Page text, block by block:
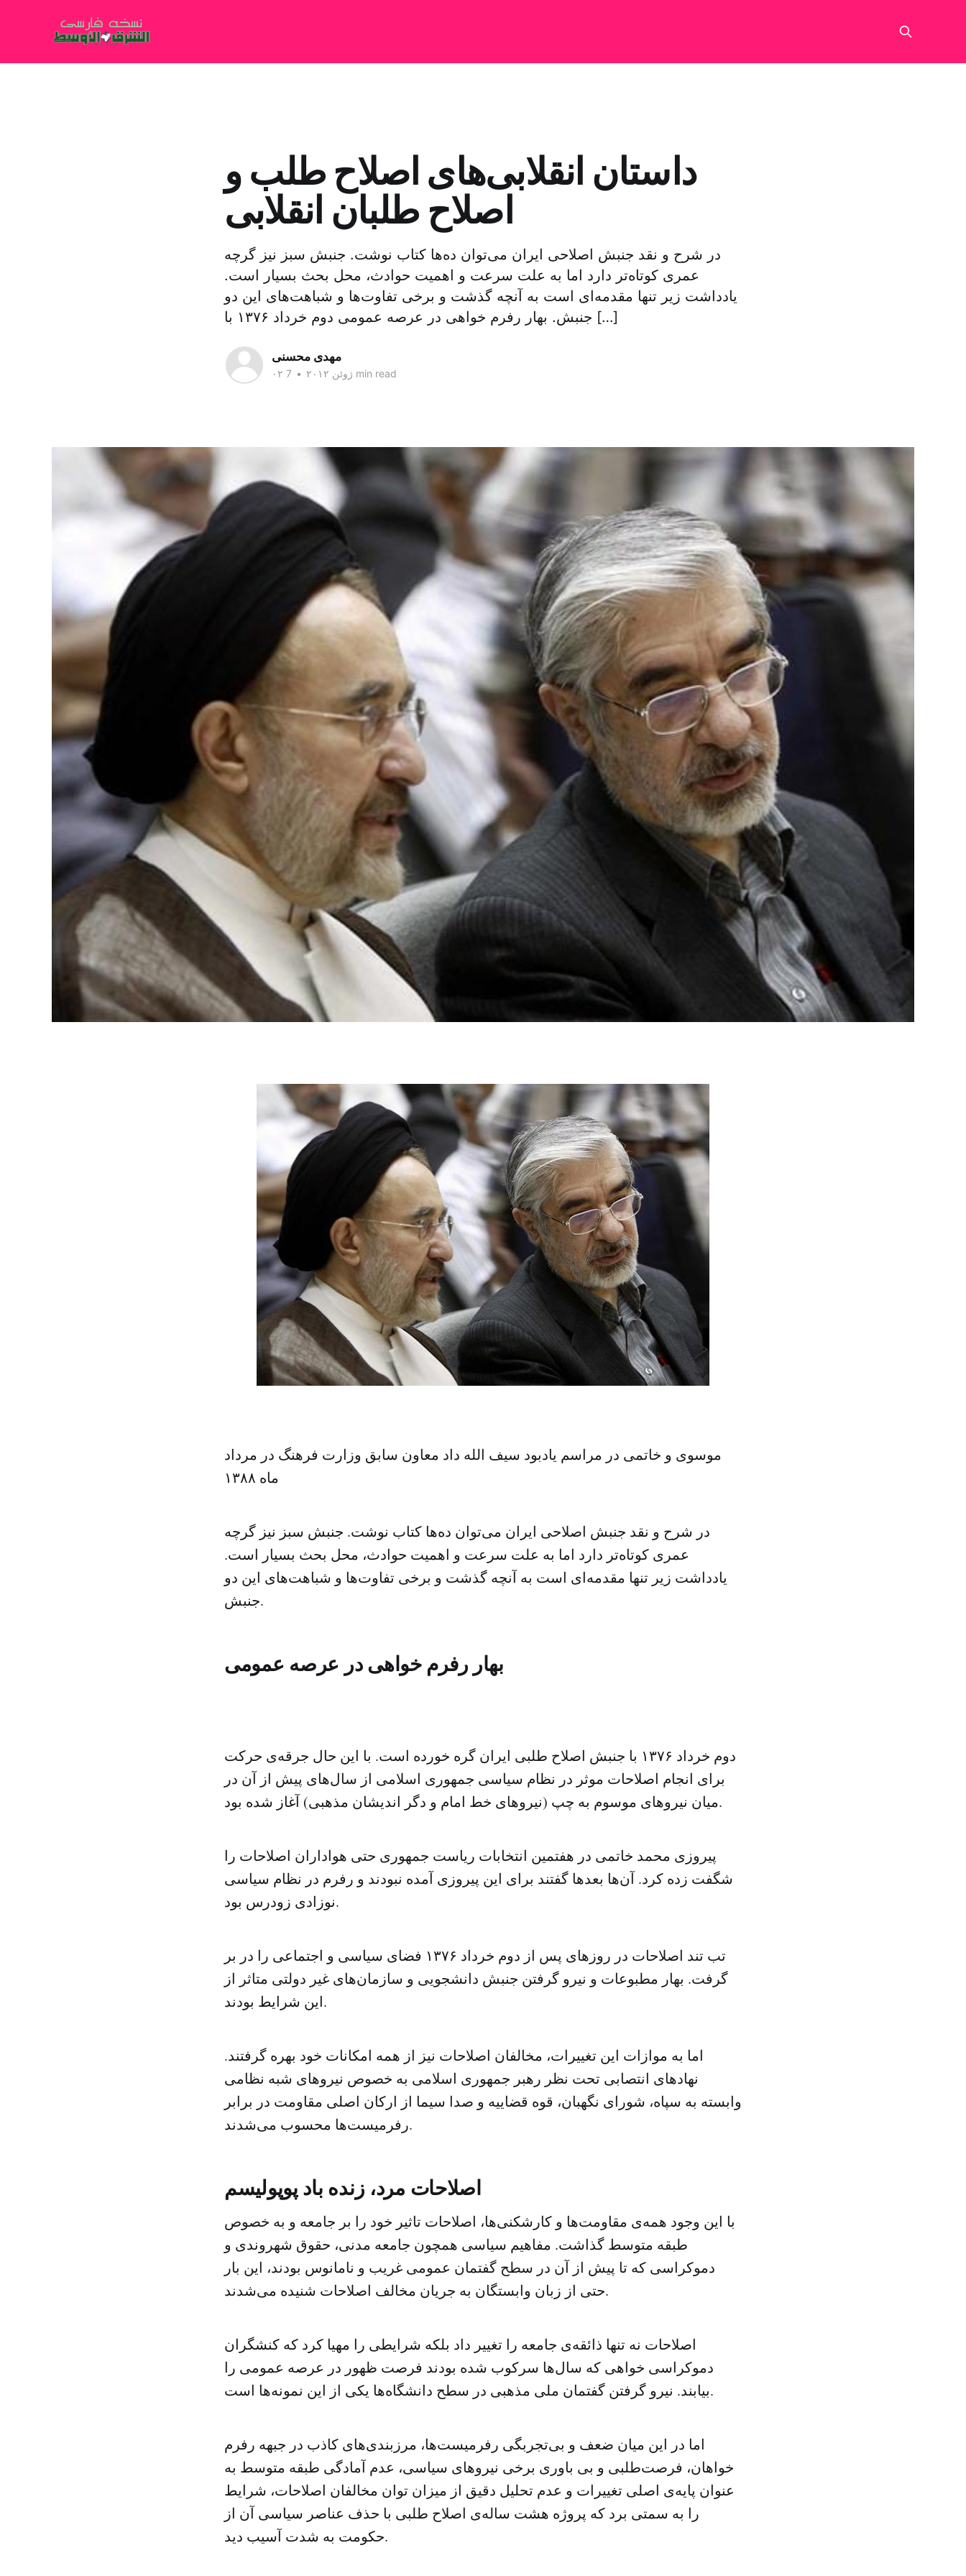
داستان انقلابی‌های اصلاح طلب و
اصلاح طلبان انقلابی
در شرح و نقد جنبش اصلاحی ایران می‌توان ده‌ها کتاب نوشت. جنبش سبز نیز گرچه
عمری کوتاه‌تر دارد اما به علت سرعت و اهمیت حوادث، محل بحث بسیار است.
یادداشت زیر تنها مقدمه‌ای است به آنچه گذشت و برخی تفاوت‌ها و شباهت‌های این دو
جنبش. بهار رفرم خواهی در عرصه عمومی دوم خرداد ۱۳۷۶ با […]
مهدی محسنی
۰۲ ژوئن ۲۰۱۲ • 7 min read
موسوی و خاتمی در مراسم یادبود سیف الله داد معاون سابق وزارت فرهنگ در مرداد
ماه ۱۳۸۸
در شرح و نقد جنبش اصلاحی ایران می‌توان ده‌ها کتاب نوشت. جنبش سبز نیز گرچه
عمری کوتاه‌تر دارد اما به علت سرعت و اهمیت حوادث، محل بحث بسیار است.
یادداشت زیر تنها مقدمه‌ای است به آنچه گذشت و برخی تفاوت‌ها و شباهت‌های این دو
جنبش.
بهار رفرم خواهی در عرصه عمومی
دوم خرداد ۱۳۷۶ با جنبش اصلاح طلبی ایران گره خورده است. با این حال جرقه‌ی حرکت
برای انجام اصلاحات موثر در نظام سیاسی جمهوری اسلامی از سال‌های پیش از آن در
میان نیروهای موسوم به چپ‌ (نیروهای خط امام و دگر اندیشان مذهبی) آغاز شده بود.
پیروزی محمد خاتمی در هفتمین انتخابات ریاست جمهوری حتی هواداران اصلاحات را
شگفت زده کرد. آن‌ها بعد‌ها گفتند برای این پیروزی آمده نبودند و رفرم در نظام سیاسی
نوزادی زودرس بود.
تب تند اصلاحات در روزهای پس از دوم خرداد ۱۳۷۶ فضای سیاسی و اجتماعی را در بر
گرفت. بهار مطبوعات و نیرو گرفتن جنبش دانشجویی و سازمان‌های غیر دولتی متاثر از
این شرایط بودند.
اما به موازات این تغییرات، مخالفان اصلاحات نیز از همه امکانات خود بهره گرفتند.
نهادهای انتصابی تحت نظر رهبر جمهوری اسلامی به خصوص نیروهای شبه نظامی
وابسته به سپاه، شورای نگهبان، قوه قضاییه و صدا سیما از ارکان اصلی مقاومت در برابر
رفرمیست‌ها محسوب می‌شدند.
اصلاحات مرد، زنده باد پوپولیسم
با این وجود همه‌ی مقاومت‌ها و کارشکنی‌ها، اصلاحات تاثیر خود را بر جامعه و به خصوص
طبقه متوسط گذاشت. مفاهیم سیاسی همچون جامعه مدنی، حقوق شهروندی و
دموکراسی که تا پیش از آن در سطح گفتمان عمومی غریب و نامانوس بودند، این بار
حتی از زبان وابستگان به جریان مخالف اصلاحات شنیده می‌شدند.
اصلاحات نه تنها ذائقه‌ی جامعه را تغییر داد بلکه شرایطی را مهیا کرد که کنشگران
دموکراسی خواهی که سال‌ها سرکوب شده بودند فرصت ظهور در عرصه عمومی را
بیابند. نیرو گرفتن گفتمان ملی مذهبی در سطح دانشگاه‌ها یکی از این نمونه‌ها است.
اما در این میان ضعف و بی‌تجربگی رفرمیست‌ها، مرزبندی‌های کاذب در جبهه رفرم
خواهان، فرصت‌طلبی و بی باوری برخی نیروهای سیاسی، عدم آمادگی طبقه متوسط به
عنوان پایه‌ی اصلی تغییرات و عدم تحلیل دقیق از میزان توان مخالفان اصلاحات، شرایط
را به سمتی برد که پروژه هشت ساله‌ی اصلاح طلبی با حذف عناصر سیاسی آن از
حکومت به شدت آسیب دید.